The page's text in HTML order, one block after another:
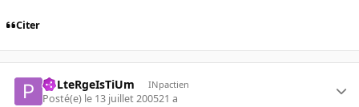
Citer
PoLteRgeIsTiUm INpactien
Posté(e) le 13 juillet 200521 a